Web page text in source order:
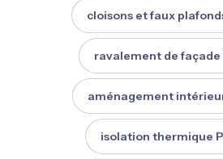
cloisons et faux
ravalement de façade
aménagement
isolation thermique